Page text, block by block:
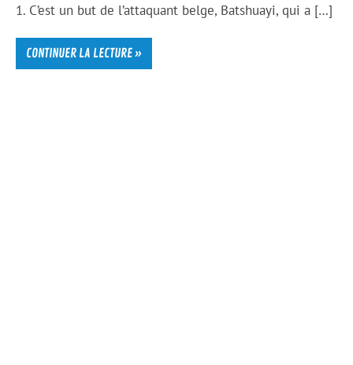
1. C’est un but de l’attaquant belge, Batshuayi, qui a […]
CONTINUER LA LECTURE »